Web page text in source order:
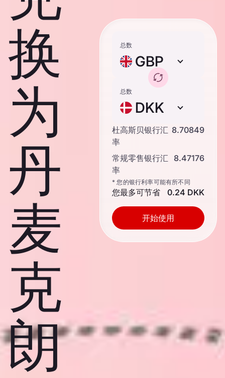
换
为
丹
麦
克
朗
总数
GBP
总数
DKK
杜高斯贝银行汇
率
8.70849
常规零售银行汇
率
8.47176
* 您的银行利率可能有所不同
您最多可节省 0.24 DKK
开始使用